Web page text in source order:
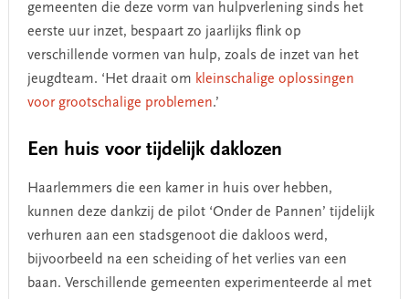
gemeenten die deze vorm van hulpverlening sinds het
eerste uur inzet, bespaart zo jaarlijks flink op
verschillende vormen van hulp, zoals de inzet van het
jeugdteam. ‘Het draait om kleinschalige oplossingen
voor grootschalige problemen.’
Een huis voor tijdelijk daklozen
Haarlemmers die een kamer in huis over hebben,
kunnen deze dankzij de pilot ‘Onder de Pannen’ tijdelijk
verhuren aan een stadsgenoot die dakloos werd,
bijvoorbeeld na een scheiding of het verlies van een
baan. Verschillende gemeenten experimenteerde al met